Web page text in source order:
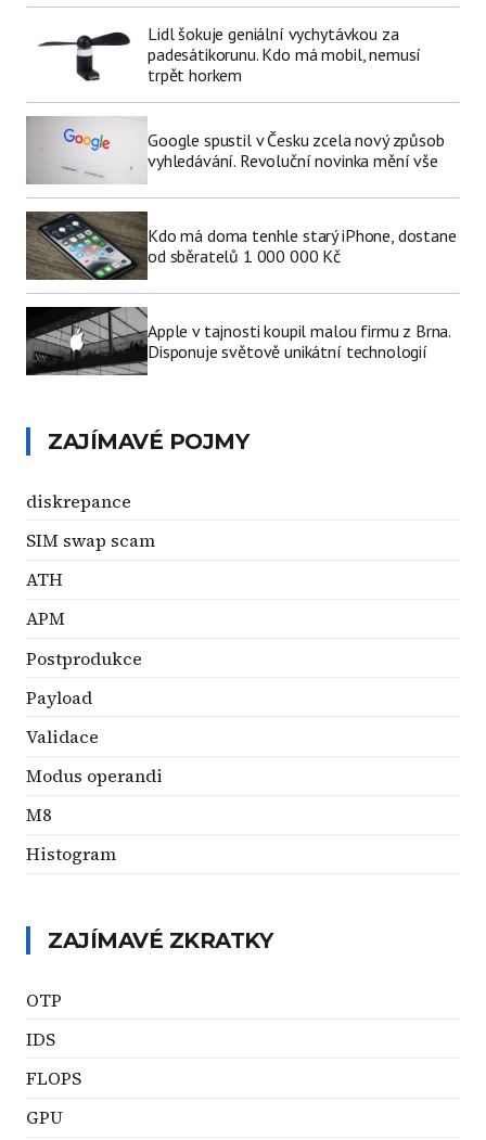
Lidl šokuje geniální vychytávkou za
padesátikorunu. Kdo má mobil, nemusí
trpět horkem
Google spustil v Česku zcela nový způsob
vyhledávání. Revoluční novinka mění vše
Kdo má doma tenhle starý iPhone, dostane
od sběratelů 1 000 000 Kč
Apple v tajnosti koupil malou firmu z Brna.
Disponuje světově unikátní technologií
ZAJÍMAVÉ POJMY
diskrepance
SIM swap scam
ATH
APM
Postprodukce
Payload
Validace
Modus operandi
M8
Histogram
ZAJÍMAVÉ ZKRATKY
OTP
IDS
FLOPS
GPU